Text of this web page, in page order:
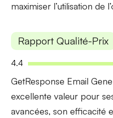
maximiser l’utilisation de
Rapport Qualité-Prix
4.4
GetResponse Email
excellente valeur pour
avancées, son efficacité